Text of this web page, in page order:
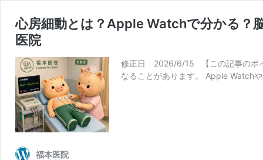
心房細動とは？Apple Watchで分かる？
医院
修正日 2026/6/15 【この記事のポイ
なることがあります。 Apple Watch
福本医院